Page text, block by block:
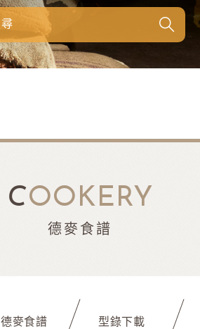
COOKERY
德麥食譜
德麥食譜 型錄下載